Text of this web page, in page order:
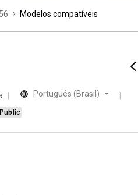
Modelos compatíveis
Português (Brasil)
Public